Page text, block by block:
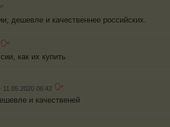
дешевле и качественнее российских.
как их купить
11.05.2020 06:42
и качественей